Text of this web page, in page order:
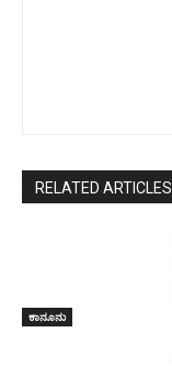
RELATED ARTICLES
ಕಾನೂನು